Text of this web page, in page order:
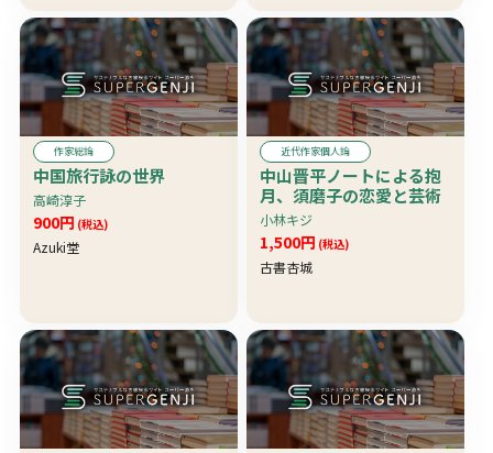
作家総論
中国旅行詠の世界
高崎淳子
900円 (税込)
Azuki堂
近代作家個人論
中山晋平ノートによる抱
月、須磨子の恋愛と芸術
小林キジ
1,500円 (税込)
古書杏城